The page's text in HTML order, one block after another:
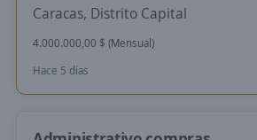
Caracas, Distrito Capital
4.000.000,00 $ (Mensual)
Hace 5 días